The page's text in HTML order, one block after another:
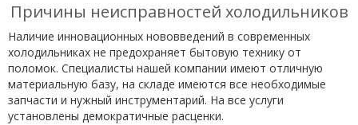
Причины неисправностей холодильников
Наличие инновационных нововведений в современных
холодильниках не предохраняет бытовую технику от
поломок. Специалисты нашей компании имеют отличную
материальную базу, на складе имеются все необходимые
запчасти и нужный инструментарий. На все услуги
установлены демократичные расценки.